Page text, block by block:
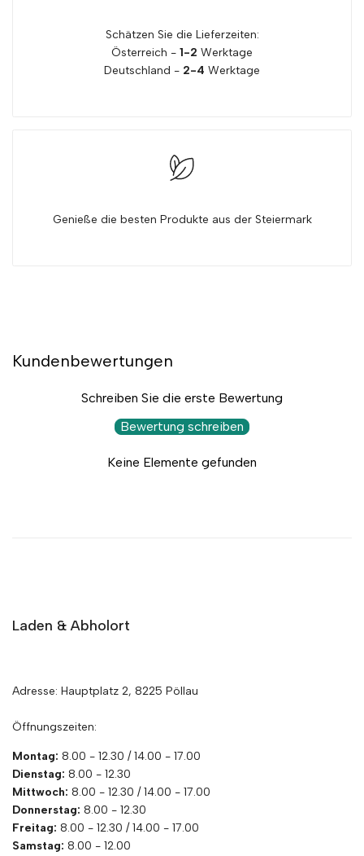
Schätzen Sie die Lieferzeiten:
Österreich - 1-2 Werktage
Deutschland - 2-4 Werktage
Genieße die besten Produkte aus der Steiermark
Kundenbewertungen
Schreiben Sie die erste Bewertung
Bewertung schreiben
Keine Elemente gefunden
Laden & Abholort
Adresse: Hauptplatz 2, 8225 Pöllau
Öffnungszeiten:
Montag: 8.00 - 12.30 / 14.00 - 17.00
Dienstag: 8.00 - 12.30
Mittwoch: 8.00 - 12.30 / 14.00 - 17.00
Donnerstag: 8.00 - 12.30
Freitag: 8.00 - 12.30 / 14.00 - 17.00
Samstag: 8.00 - 12.00